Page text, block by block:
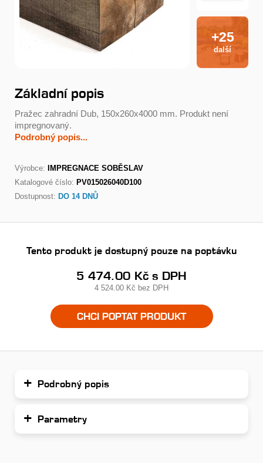
+25
další
Základní popis
Pražec zahradní Dub, 150x260x4000 mm. Produkt není
impregnovaný.
Podrobný popis...
Výrobce:
IMPREGNACE SOBĚSLAV
Katalogové číslo: PV015026040D100
Dostupnost: DO 14 DNŮ
Tento produkt je dostupný pouze na poptávku
5 474.00 Kč s DPH
4 524.00 Kč bez DPH
CHCI POPTAT PRODUKT
Podrobný popis
Parametry